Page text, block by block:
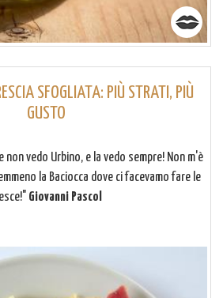
SFOGLIATA: PIÙ STRATI, PIÙ
GUSTO
vedo Urbino, e la vedo sempre! Non m'è
la Baciocca dove ci facevamo fare le
Giovanni Pascol